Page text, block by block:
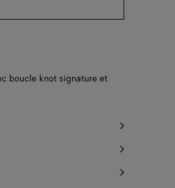
boucle knot signature et